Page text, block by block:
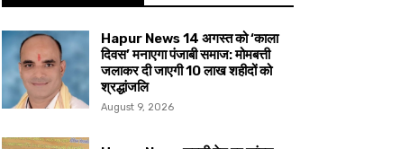
Hapur News 14 अगस्त को ‘काला
दिवस’ मनाएगा पंजाबी समाज: मोमबत्ती
जलाकर दी जाएगी 10 लाख शहीदों को
श्रद्धांजलि
August 9, 2026